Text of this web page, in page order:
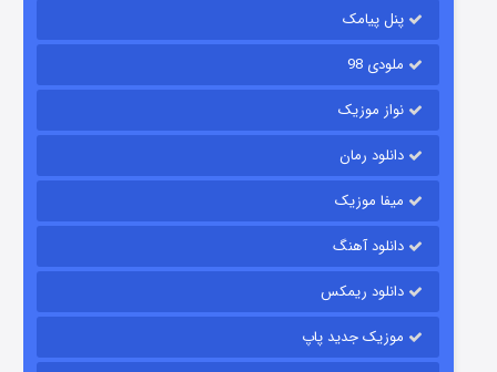
قسمت
پنل پیامک
ملودی 98
نواز موزیک
دانلود رمان
میفا موزیک
دانلود آهنگ
دانلود ریمکس
موزیک جدید پاپ